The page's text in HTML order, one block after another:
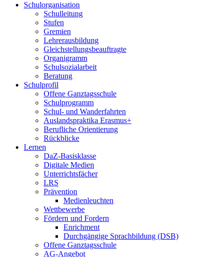
Schulorganisation
Schulleitung
Stufen
Gremien
Lehrerausbildung
Gleichstellungsbeauftragte
Organigramm
Schulsozialarbeit
Beratung
Schulprofil
Offene Ganztagsschule
Schulprogramm
Schul- und Wanderfahrten
Auslandspraktika Erasmus+
Berufliche Orientierung
Rückblicke
Lernen
DaZ-Basisklasse
Digitale Medien
Unterrichtsfächer
LRS
Prävention
Medienleuchten
Wettbewerbe
Fördern und Fordern
Enrichment
Durchgängige Sprachbildung (DSB)
Offene Ganztagsschule
AG-Angebot